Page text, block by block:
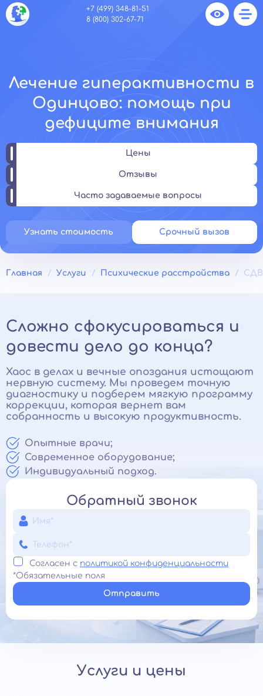
+7 (499) 348-81-51
8 (800) 302-67-71
Лечение гиперактивности в
Одинцово: помощь при
дефиците внимания
Цены
Отзывы
Часто задаваемые вопросы
Узнать стоимость Срочный вызов
Главная Услуги Психические расстройства
Сложно сфокусироваться и
довести дело до конца?
Хаос в делах и вечные опоздания истощают
нервную систему. Мы проведем точную
диагностику и подберем мягкую программу
коррекции, которая вернет вам
собранность и высокую продуктивность.
Опытные врачи;
Современное оборудование;
Индивидуальный подход.
Обратный звонок
Согласен с политикой конфиденциальности
*Обязательные поля
Отправить
Услуги и цены